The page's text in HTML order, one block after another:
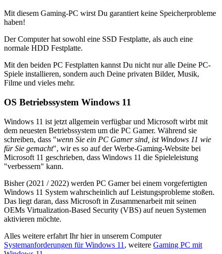
Mit diesem Gaming-PC wirst Du garantiert keine Speicherprobleme
haben!
Der Computer hat sowohl eine SSD Festplatte, als auch eine
normale HDD Festplatte.
Mit den beiden PC Festplatten kannst Du nicht nur alle Deine PC-
Spiele installieren, sondern auch Deine privaten Bilder, Musik,
Filme und vieles mehr.
OS Betriebssystem Windows 11
Windows 11 ist jetzt allgemein verfügbar und Microsoft wirbt mit
dem neuesten Betriebssystem um die PC Gamer. Während sie
schreiben, dass "wenn Sie ein PC Gamer sind, ist Windows 11 wie
für Sie gemacht", wir es so auf der Werbe-Gaming-Website bei
Microsoft 11 geschrieben, dass Windows 11 die Spieleleistung
"verbessern" kann.
Bisher (2021 / 2022) werden PC Gamer bei einem vorgefertigten
Windows 11 System wahrscheinlich auf Leistungsprobleme stoßen.
Das liegt daran, dass Microsoft in Zusammenarbeit mit seinen
OEMs Virtualization-Based Security (VBS) auf neuen Systemen
aktivieren möchte.
Alles weitere erfahrt Ihr hier in unserem Computer
Systemanforderungen für Windows 11 , weitere Gaming PC mit